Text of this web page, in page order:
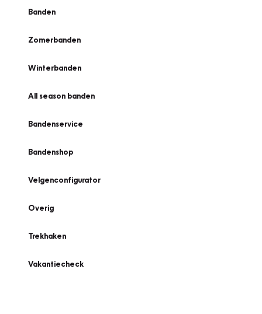
Banden
Zomerbanden
Winterbanden
All season banden
Bandenservice
Bandenshop
Velgenconfigurator
Overig
Trekhaken
Vakantiecheck